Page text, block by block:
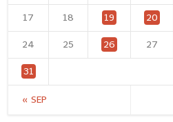
« SEP
17 18 19 20
24 25 26 27
31